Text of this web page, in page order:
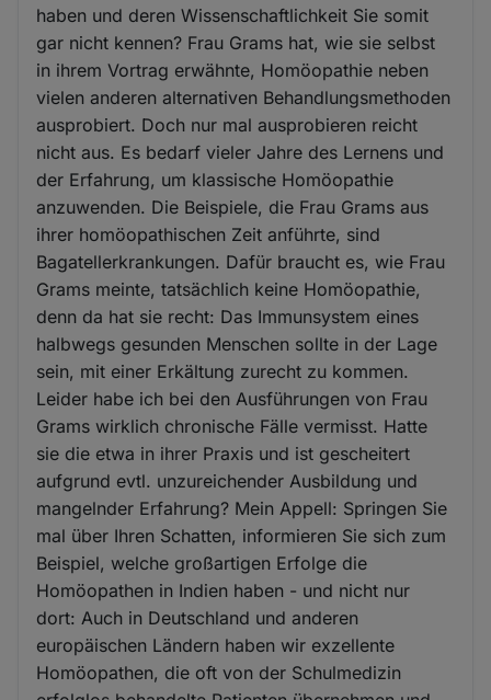
haben und deren Wissenschaftlichkeit Sie somit
gar nicht kennen? Frau Grams hat, wie sie selbst
in ihrem Vortrag erwähnte, Homöopathie neben
vielen anderen alternativen Behandlungsmethoden
ausprobiert. Doch nur mal ausprobieren reicht
nicht aus. Es bedarf vieler Jahre des Lernens und
der Erfahrung, um klassische Homöopathie
anzuwenden. Die Beispiele, die Frau Grams aus
ihrer homöopathischen Zeit anführte, sind
Bagatellerkrankungen. Dafür braucht es, wie Frau
Grams meinte, tatsächlich keine Homöopathie,
denn da hat sie recht: Das Immunsystem eines
halbwegs gesunden Menschen sollte in der Lage
sein, mit einer Erkältung zurecht zu kommen.
Leider habe ich bei den Ausführungen von Frau
Grams wirklich chronische Fälle vermisst. Hatte
sie die etwa in ihrer Praxis und ist gescheitert
aufgrund evtl. unzureichender Ausbildung und
mangelnder Erfahrung? Mein Appell: Springen Sie
mal über Ihren Schatten, informieren Sie sich zum
Beispiel, welche großartigen Erfolge die
Homöopathen in Indien haben - und nicht nur
dort: Auch in Deutschland und anderen
europäischen Ländern haben wir exzellente
Homöopathen, die oft von der Schulmedizin